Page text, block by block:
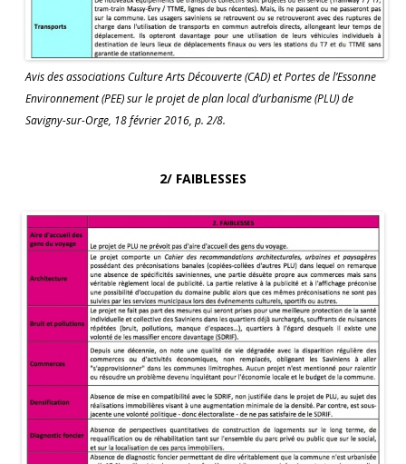
Avis des associations Culture Arts Découverte (CAD) et Portes de l’Essonne
Environnement (PEE) sur le projet de plan local d’urbanisme (PLU) de
Savigny-sur-Orge, 18 février 2016, p. 2/8.
2/ FAIBLESSES